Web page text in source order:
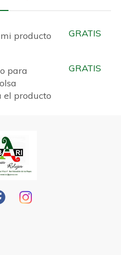
producto
GRATIS
para
producto
GRATIS